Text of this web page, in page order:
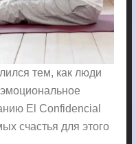
тем, как люди
El Confidencial
счастья для этого